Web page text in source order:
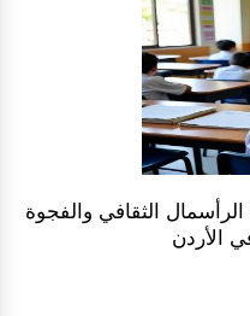
الثقافي والفجوة
الأردن